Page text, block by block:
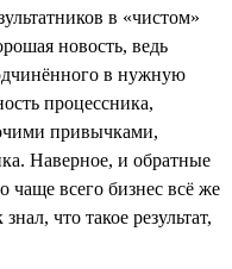
в «чистом»
новость, ведь
в нужную
процессника,
привычками,
Наверное, и обратные
всего бизнес всё же
что такое результат,